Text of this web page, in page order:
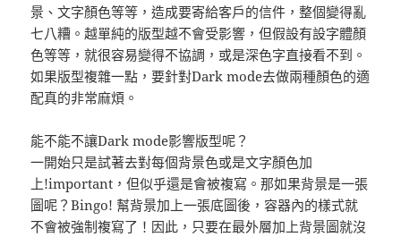
景、文字顏色等等，造成要寄給客戶的信件，整個變得亂
七八糟。越單純的版型越不會受影響，但假設有設字體顏
色等等，就很容易變得不協調，或是深色字直接看不到。
如果版型複雜一點，要針對Dark mode去做兩種顏色的適
配真的非常麻煩。
能不能不讓Dark mode影響版型呢？
一開始只是試著去對每個背景色或是文字顏色加
上!important，但似乎還是會被複寫。那如果背景是一張
圖呢？Bingo! 幫背景加上一張底圖後，容器內的樣式就
不會被強制複寫了！因此，只要在最外層加上背景圖就沒